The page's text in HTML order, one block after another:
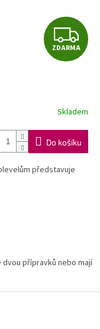
Z
D
R
M
A
ZDARMA
Skladem
Do košíku
představuje
přípravků nebo mají